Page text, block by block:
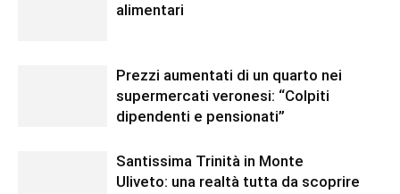
alimentari
Prezzi aumentati di un quarto nei
supermercati veronesi: “Colpiti
dipendenti e pensionati”
Santissima Trinità in Monte
Uliveto: una realtà tutta da scoprire